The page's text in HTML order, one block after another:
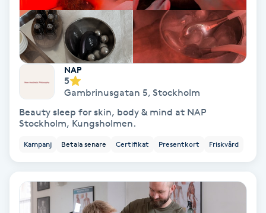
Samtalsterapi
Shiatsu
Singelfransar
Skalpmassage
NAP
5
Gambrinusgatan 5, Stockholm
Beauty sleep for skin, body & mind at NAP
Stockholm, Kungsholmen.
Kampanj Betala senare Certifikat Presentkort Friskvård